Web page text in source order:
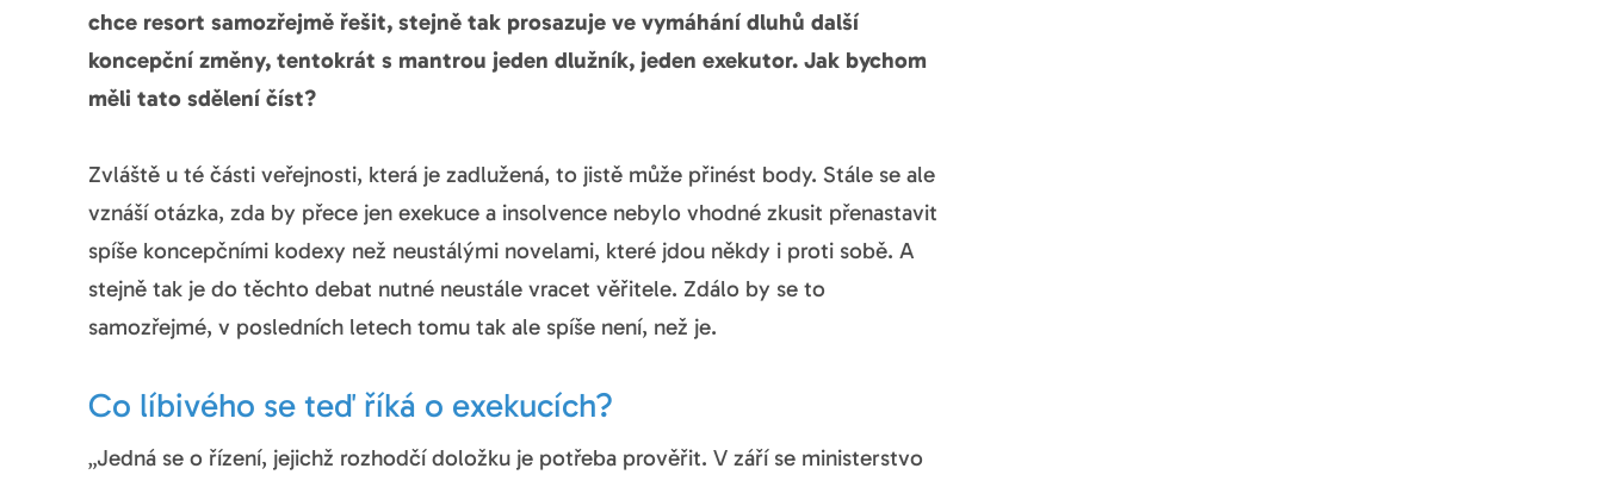
chce resort samozřejmě řešit, stejně tak prosazuje ve vymáhání dluhů další
koncepční změny, tentokrát s mantrou jeden dlužník, jeden exekutor. Jak bychom
měli tato sdělení číst?
Zvláště u té části veřejnosti, která je zadlužená, to jistě může přinést body. Stále se ale
vznáší otázka, zda by přece jen exekuce a insolvence nebylo vhodné zkusit přenastavit
spíše koncepčními kodexy než neustálými novelami, které jdou někdy i proti sobě. A
stejně tak je do těchto debat nutné neustále vracet věřitele. Zdálo by se to
samozřejmé, v posledních letech tomu tak ale spíše není, než je.
Co líbivého se teď říká o exekucích?
„Jedná se o řízení, jejichž rozhodčí doložku je potřeba prověřit. V září se ministerstvo